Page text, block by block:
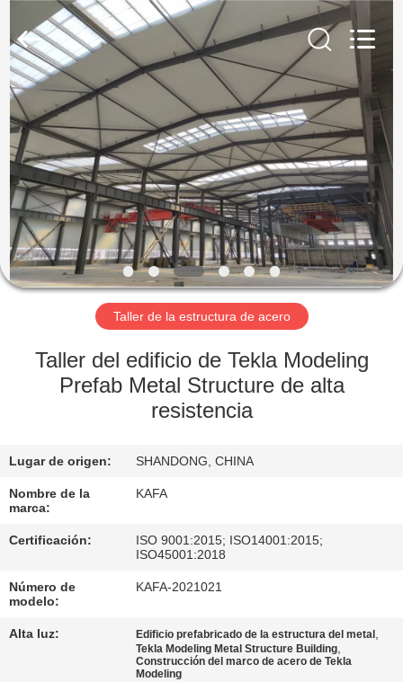
EN
CASA.
PRODUCTOS
VÍDEOS
ESPECTÁCULO
RECORRIDO
FÁBRICA
CONTROL
Fabrication
Co.,
Ltd..
Rights
Reserved.
Taller de la estructura de acero
Taller del edificio de Tekla Modeling
Prefab Metal Structure de alta
resistencia
Lugar de origen: SHANDONG, CHINA
Nombre de la
marca:
KAFA
Certificación:
ISO 9001:2015; ISO14001:2015;
ISO45001:2018
Número de
modelo:
KAFA-2021021
Alta luz: Edificio prefabricado de la estructura del metal ,
Tekla Modeling Metal Structure Building,
Construcción del marco de acero de Tekla
Modeling